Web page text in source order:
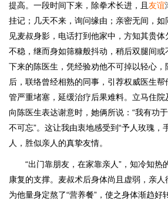
提高。一段时间下来，除拳术长进，且 友谊
挂记；几天不来，询问缘由；亲密无间，
见麦叔身影，电话打到他家中，方知其贵
不稳，继而身如筛糠般抖动，稍后双腿间
下来的陈医生，凭经验劝他不可掉以轻心
后，联络曾经相熟的同事，引荐权威医生
管严重堵塞，延缓治疗后果难料。立马住
向陈医生表达谢意时，她俩所说：“我有功
不可忘”。这让我由衷地感受到“予人玫瑰，
人，胜似亲人的真挚友情。
“出门靠朋友，在家靠亲人”，知冷知热
康复的支撑。麦叔术后身体尚且虚弱，亲
为他量身定熬了“营养餐”，使之身体渐趋好